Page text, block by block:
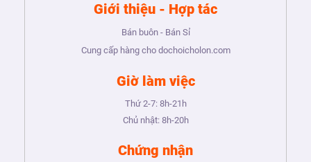
Giới thiệu - Hợp tác
Bán buôn - Bán Sỉ
Cung cấp hàng cho dochoicholon.com
Giờ làm việc
Thứ 2-7:8h-21h
Chủ nhật:8h-20h
Chứng nhận